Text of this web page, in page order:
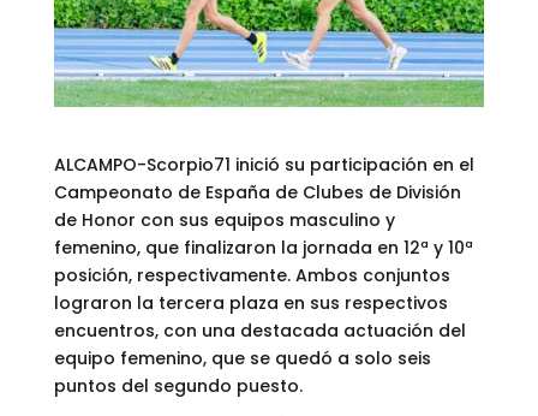
ALCAMPO-Scorpio71 inició su participación en el
Campeonato de España de Clubes de División
de Honor con sus equipos masculino y
femenino, que finalizaron la jornada en 12ª y 10ª
posición, respectivamente. Ambos conjuntos
lograron la tercera plaza en sus respectivos
encuentros, con una destacada actuación del
equipo femenino, que se quedó a solo seis
puntos del segundo puesto.